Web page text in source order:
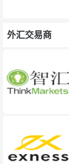
外汇交易商